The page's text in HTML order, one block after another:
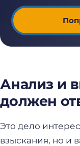
Анализ и
должен
Это дело
взыскания, но и